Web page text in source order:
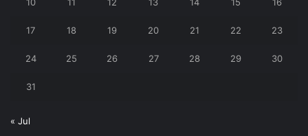
17 18 19 20 21 22 23
24 25 26 27 28 29 30
31
« Jul